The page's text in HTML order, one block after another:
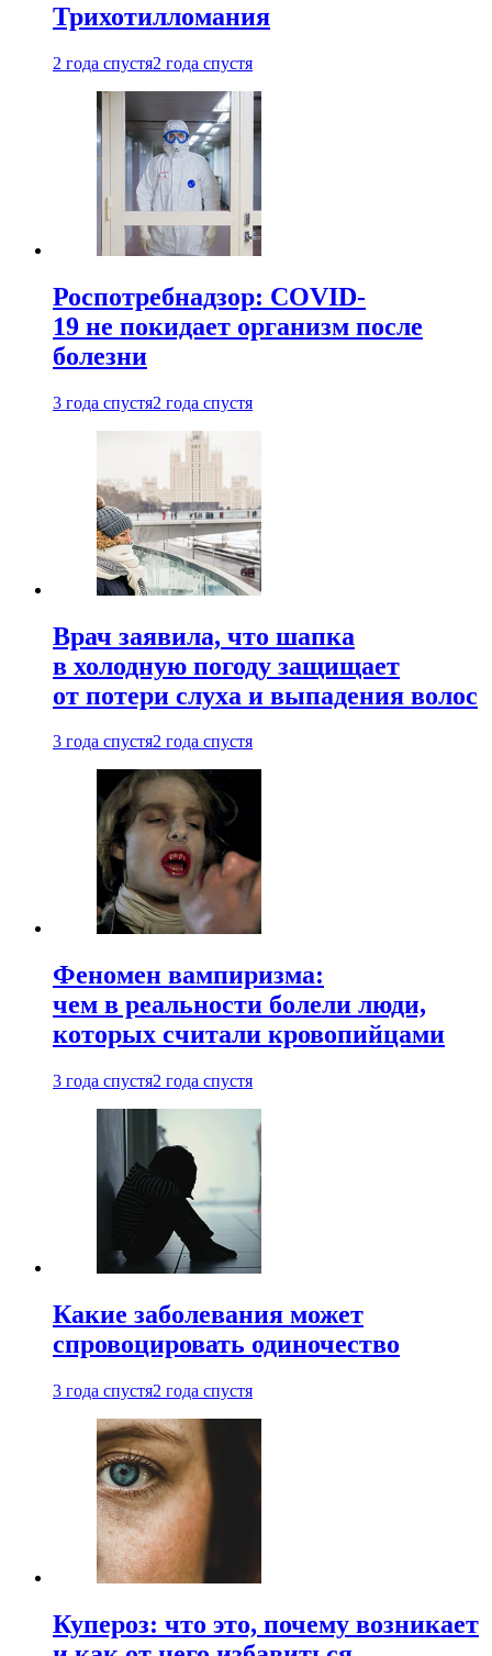
Трихотилломания
2 года спустя2 года спустя
Роспотребнадзор: COVID-
19 не покидает организм после
болезни
3 года спустя2 года спустя
Врач заявила, что шапка
в холодную погоду защищает
от потери слуха и выпадения волос
3 года спустя2 года спустя
Феномен вампиризма:
чем в реальности болели люди,
которых считали кровопийцами
3 года спустя2 года спустя
Какие заболевания может
спровоцировать одиночество
3 года спустя2 года спустя
Купероз: что это, почему возникает